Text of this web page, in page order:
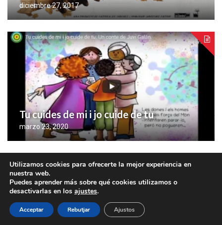
diciembre 27, 2017
Tu cuides de mi i jo cuide de tu
marzo 23, 2020
COPYRIGHT © 2017 - NINOS GESTIÓ EDUCATIVA:
ESCOLES INFANTILS
QUI SOM AVÍS LEGAL i POLÍTICA DE PROTECCIÓ DE DADES
Utilizamos cookies para ofrecerte la mejor experiencia en
nuestra web.
Puedes aprender más sobre qué cookies utilizamos o
desactivarlas en los ajustes.
Acceptar Rebutjar Ajustos